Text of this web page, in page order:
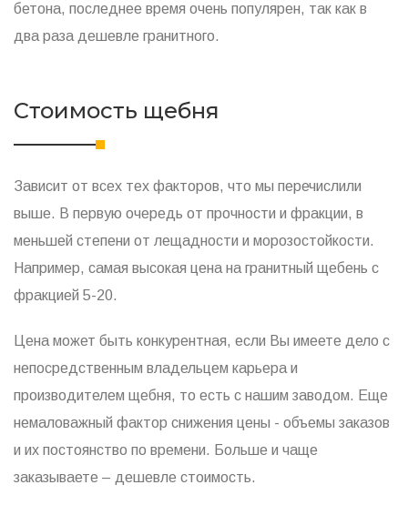
бетона, последнее время очень популярен, так как в
два раза дешевле гранитного.
Стоимость щебня
Зависит от всех тех факторов, что мы перечислили
выше. В первую очередь от прочности и фракции, в
меньшей степени от лещадности и морозостойкости.
Например, самая высокая цена на гранитный щебень с
фракцией 5-20.
Цена может быть конкурентная, если Вы имеете дело с
непосредственным владельцем карьера и
производителем щебня, то есть с нашим заводом. Еще
немаловажный фактор снижения цены - объемы заказов
и их постоянство по времени. Больше и чаще
заказываете – дешевле стоимость.